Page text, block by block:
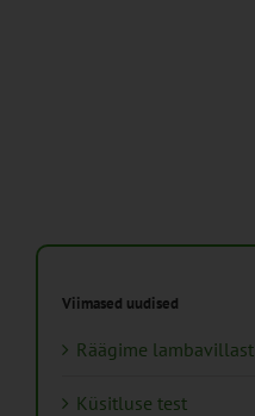
Viimased uudised
Räägime lambavillast
Küsitluse test